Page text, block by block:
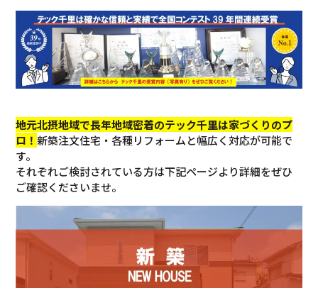
地元北摂地域で長年地域密着のテック千里は家づくりのプ
ロ！新築注文住宅・各種リフォームと幅広く対応が可能で
す。
それぞれご検討されている方は下記ページより詳細をぜひ
ご確認くださいませ。